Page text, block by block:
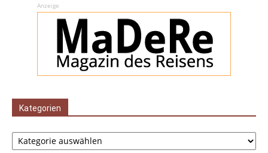
Anzeige
Kategorien
Kategorien